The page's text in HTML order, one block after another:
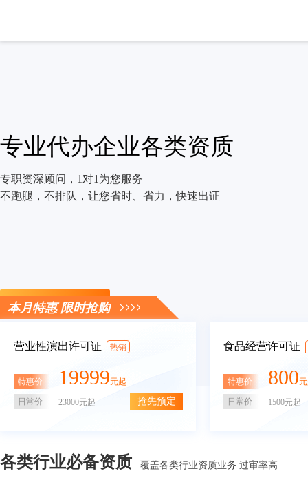
专业代办企业各类资质
专职资深顾问，1对1为您服务
不跑腿，不排队，让您省时、省力，快速出证
立即咨询
本月特惠 限时抢购
营业性演出许可证 热销
特惠价 19999元起
日常价 23000元起 抢先预定
食品经营许可证
特惠价 800
日常价 1500元起
各类行业必备资质 覆盖各类行业资质业务 过审率高